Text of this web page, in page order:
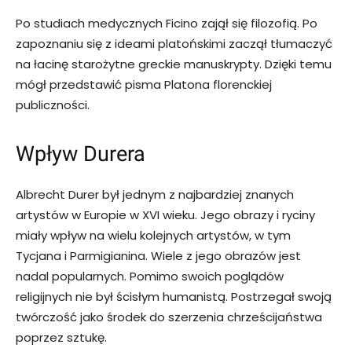
Po studiach medycznych Ficino zajął się filozofią. Po
zapoznaniu się z ideami platońskimi zaczął tłumaczyć
na łacinę starożytne greckie manuskrypty. Dzięki temu
mógł przedstawić pisma Platona florenckiej
publiczności.
Wpływ Durera
Albrecht Durer był jednym z najbardziej znanych
artystów w Europie w XVI wieku. Jego obrazy i ryciny
miały wpływ na wielu kolejnych artystów, w tym
Tycjana i Parmigianina. Wiele z jego obrazów jest
nadal popularnych. Pomimo swoich poglądów
religijnych nie był ścisłym humanistą. Postrzegał swoją
twórczość jako środek do szerzenia chrześcijaństwa
poprzez sztukę.